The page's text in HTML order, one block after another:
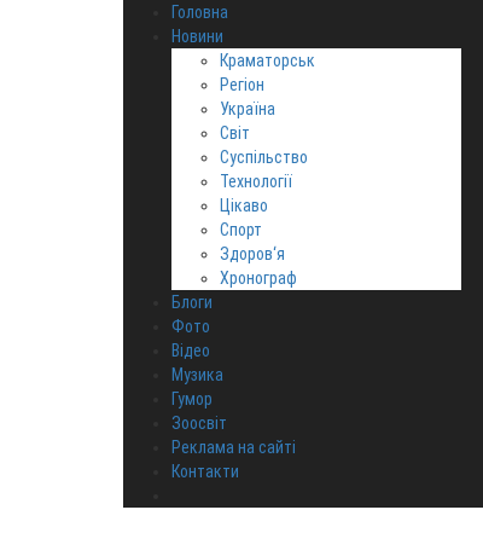
Головна
Новини
Краматорськ
Регіон
Україна
Світ
Суспільство
Технології
Цікаво
Спорт
Здоров‘я
Хронограф
Блоги
Фото
Відео
Музика
Гумор
Зоосвіт
Реклама на сайті
Контакти